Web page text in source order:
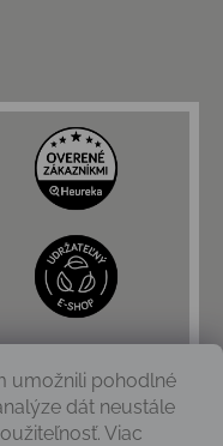
umožnili pohodlné
dát neustále
Viac